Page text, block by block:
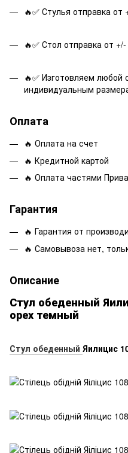
🔥✅ Стулья отправка от
🔥✅ Стол отправка от
🔥✅ Изготовляем любой
индивидуальным
Оплата
🔥 Оплата на счет
🔥 Кредитной картой
🔥 Оплата частями
Гарантия
🔥 Гарантия от
🔥 Самовывоза нет,
Описание
Стул обеденный
орех темный
Стул обеденный Яилицис